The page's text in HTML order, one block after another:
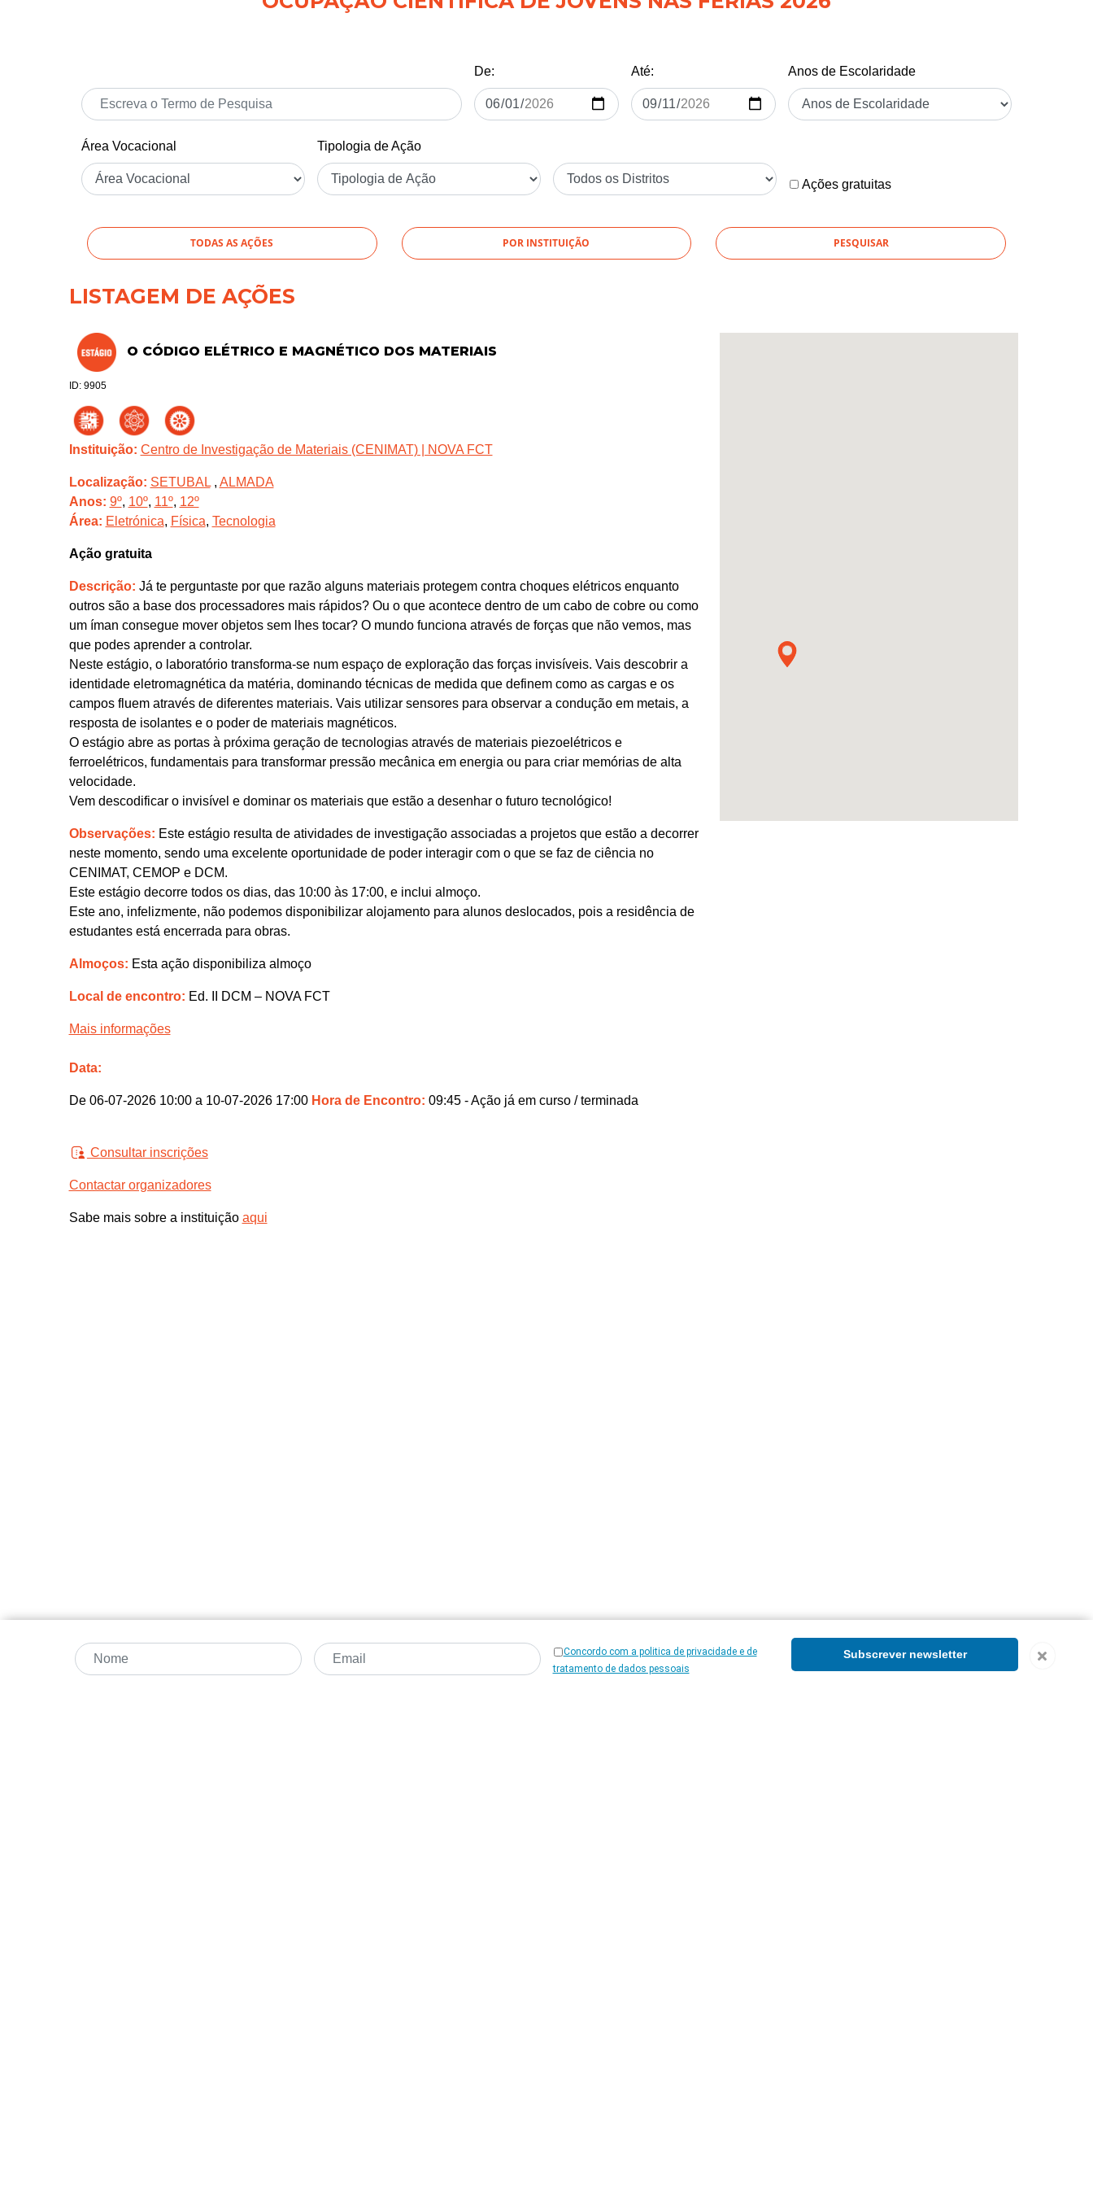
De: Até: Anos de Escolaridade
Área Vocacional Tipologia de Ação
Ações gratuitas
TODAS AS AÇÕES POR INSTITUIÇÃO
LISTAGEM DE AÇÕES
O CÓDIGO ELÉTRICO E MAGNÉTICO DOS MATERIAIS
ID: 9905
Instituição: Centro de Investigação de Materiais (CENIMAT) | NOVA FCT
Localização: SETUBAL, ALMADA
Anos: 9º, 10º, 11º, 12º
Área: Eletrónica, Física, Tecnologia
Ação gratuita
Descrição: Já te perguntaste por que razão alguns materiais protegem contra choques elétricos enquanto
outros são a base dos processadores mais rápidos? Ou o que acontece dentro de um cabo de cobre ou como
um íman consegue mover objetos sem lhes tocar? O mundo funciona através de forças que não vemos, mas
que podes aprender a controlar.
Neste estágio, o laboratório transforma-se num espaço de exploração das forças invisíveis. Vais descobrir a
identidade eletromagnética da matéria, dominando técnicas de medida que definem como as cargas e os
campos fluem através de diferentes materiais. Vais utilizar sensores para observar a condução em metais, a
resposta de isolantes e o poder de materiais magnéticos.
O estágio abre as portas à próxima geração de tecnologias através de materiais piezoelétricos e
ferroelétricos, fundamentais para transformar pressão mecânica em energia ou para criar memórias de alta
velocidade.
Vem descodificar o invisível e dominar os materiais que estão a desenhar o futuro tecnológico!
Observações: Este estágio resulta de atividades de investigação associadas a projetos que estão a decorrer
neste momento, sendo uma excelente oportunidade de poder interagir com o que se faz de ciência no
CENIMAT, CEMOP e DCM.
Este estágio decorre todos os dias, das 10:00 às 17:00, e inclui almoço.
Este ano, infelizmente, não podemos disponibilizar alojamento para alunos deslocados, pois a residência de
estudantes está encerrada para obras.
Almoços: Esta ação disponibiliza almoço
Local de encontro: Ed. II DCM – NOVA FCT
Mais informações
Data:
De 06-07-2026 10:00 a 10-07-2026 17:00 Hora de Encontro: 09:45 - Ação já em curso / terminada
Consultar inscrições
Contactar organizadores
Sabe mais sobre a instituição aqui
Concordo com a politica de privacidade e de
tratamento de dados pessoais
Subscrever newsletter